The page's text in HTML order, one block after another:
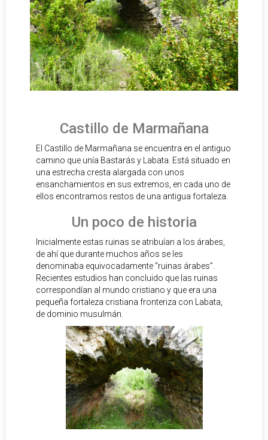
Castillo de Marmañana
El Castillo de Marmañana se encuentra en el antiguo
camino que unía Bastarás y Labata. Está situado en
una estrecha cresta alargada con unos
ensanchamientos en sus extremos, en cada uno de
ellos encontramos restos de una antigua fortaleza.
Un poco de historia
Inicialmente estas ruinas se atribuían a los árabes,
de ahí que durante muchos años se les
denominaba equivocadamente “ruinas árabes”.
Recientes estudios han concluido que las ruinas
correspondían al mundo cristiano y que era una
pequeña fortaleza cristiana fronteriza con Labata,
de dominio musulmán.